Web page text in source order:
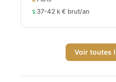
37-42 k € brut/an
Voir toutes